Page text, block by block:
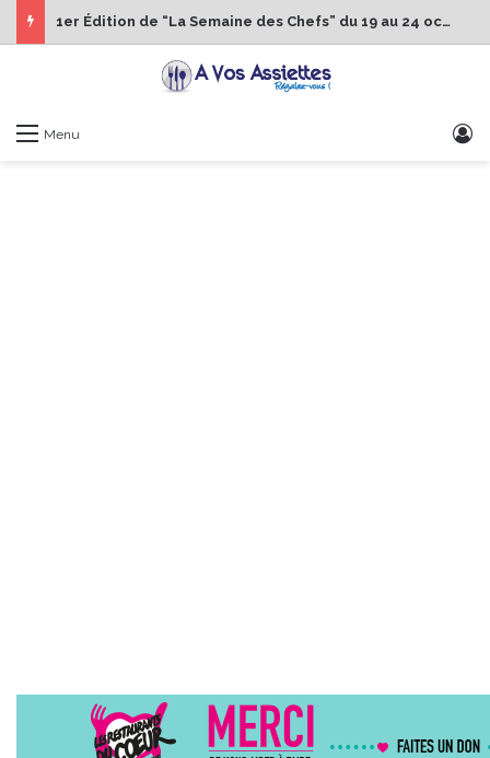
1er Édition de “La Semaine des Chefs” du 19 au 24 octobre 2026
Menu